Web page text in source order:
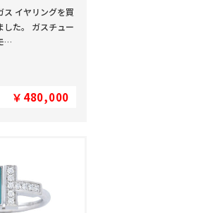
ス イヤリングを買
した。 ガスチュー
…
￥480,000